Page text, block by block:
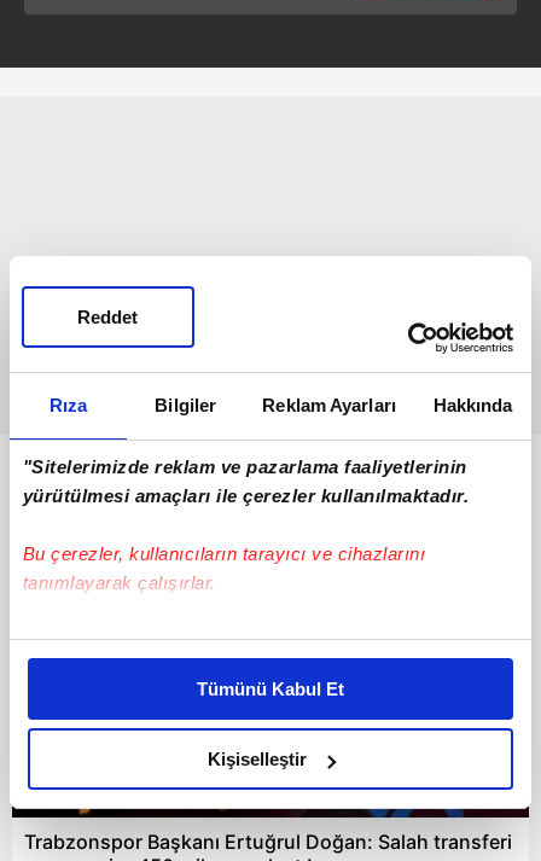
Rıza Bilgiler Reklam Ayarları Hakkında
"Sitelerimizde reklam ve pazarlama faaliyetlerinin
yürütülmesi amaçları ile çerezler kullanılmaktadır.
Bu çerezler, kullanıcıların tarayıcı ve cihazlarını
tanımlayarak çalışırlar.
Bu çerezlere izin vermeniz halinde sizlere özel
daha iyi reklam deneyimi yaşatabiliriz. Bunu yaparken
amacımızın size daha iyi bir reklam deneyimi sunmak
olduğunu ve sizlere en iyi içerikleri sunabilmek adına
elimizden gelen çabayı gösterdiğimizi ve bu noktada,
reklamların maliyetlerimizi karşılamak noktasında tek gelir
kalemimiz olduğunu sizlere hatırlatmak isteriz.
Tümünü Kabul Et
Kişiselleştir
Reddet
Bunlar da Var
18:09
Trabzonspor Başkanı Ertuğrul Doğan: Salah transferi